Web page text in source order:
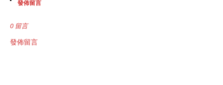
發佈留言
0 留言
發佈留言